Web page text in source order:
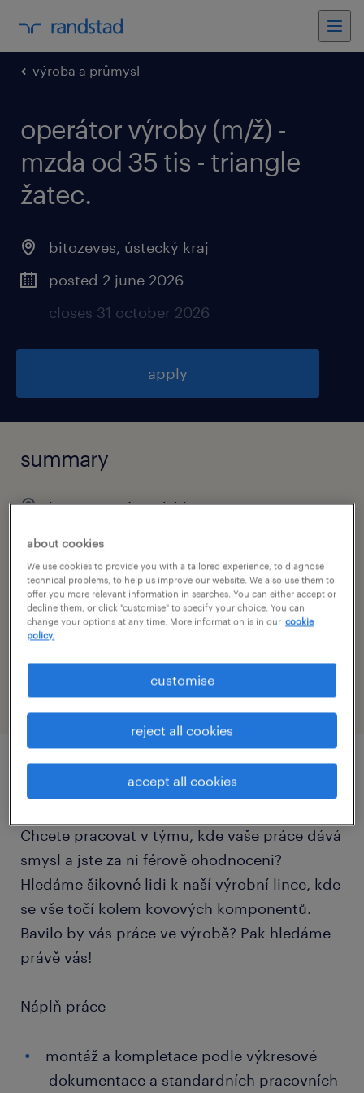
výroba a průmysl
operátor výroby (m/ž) -
mzda od 35 tis - triangle
žatec.
bitozeves, ústecký kraj
posted 2 june 2026
closes 31 october 2026
apply
summary
bitozeves, ústecký kraj
35,000 - 45,000 Kč za měsíc
stálý úvazek
specialism
výroba a průmysl
Chcete pracovat v týmu, kde vaše práce dává
smysl a jste za ni férově ohodnoceni?
Hledáme šikovné lidi k naší výrobní lince, kde
se vše točí kolem kovových komponentů.
Bavilo by vás práce ve výrobě? Pak hledáme
právě vás!
Náplň práce
montáž a kompletace podle výkresové
dokumentace a standardních pracovních
about cookies
We use cookies to provide you with a tailored experience, to diagnose
technical problems, to help us improve our website. We also use them to
offer you more relevant information in searches. You can either accept or
decline them, or click "customise" to specify your choice. You can
change your options at any time. More information is in our cookie
policy.
customise
reject all cookies
accept all cookies